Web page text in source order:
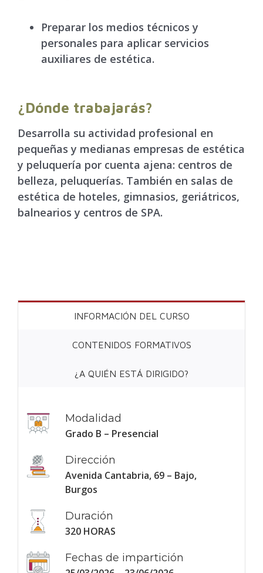
Preparar los medios técnicos y
personales para aplicar servicios
auxiliares de estética.
¿Dónde trabajarás?
Desarrolla su actividad profesional en
pequeñas y medianas empresas de estética
y peluquería por cuenta ajena: centros de
belleza, peluquerías. También en salas de
estética de hoteles, gimnasios, geriátricos,
balnearios y centros de SPA.
INFORMACIÓN DEL CURSO
CONTENIDOS FORMATIVOS
¿A QUIÉN ESTÁ DIRIGIDO?
Modalidad
Grado B – Presencial
Dirección
Avenida Cantabria, 69 – Bajo,
Burgos
Duración
320 HORAS
Fechas de impartición